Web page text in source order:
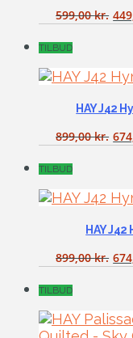
599,00kr.
TILBUD
HAY J42
899,00kr.
TILBUD
HAY
899,00kr.
TILBUD